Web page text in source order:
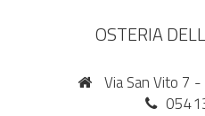
OSTERIA
Via San Vito 7 -